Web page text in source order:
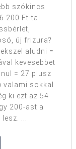
szókincs
200 Ft-tal
új frizura?
aludni =
kevesebbet
= 27 plusz
sokkal
ki ezt az 54
200-ast a
...